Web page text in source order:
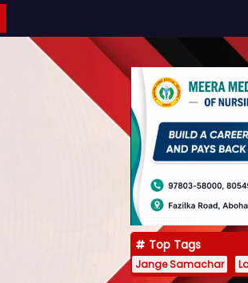
Top Tags
Jange Samachar